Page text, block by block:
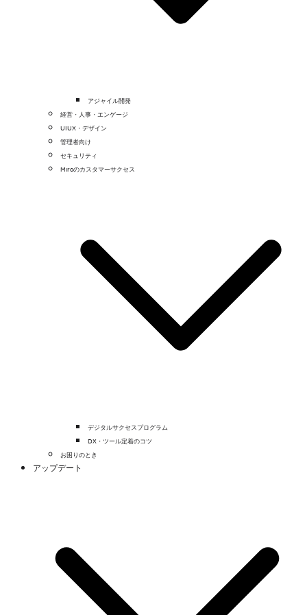
アジャイル開発
経営・人事・エンゲージ
UIUX・デザイン
管理者向け
セキュリティ
Miroのカスタマーサクセス
デジタルサクセスプログラム
DX・ツール定着のコツ
お困りのとき
アップデート